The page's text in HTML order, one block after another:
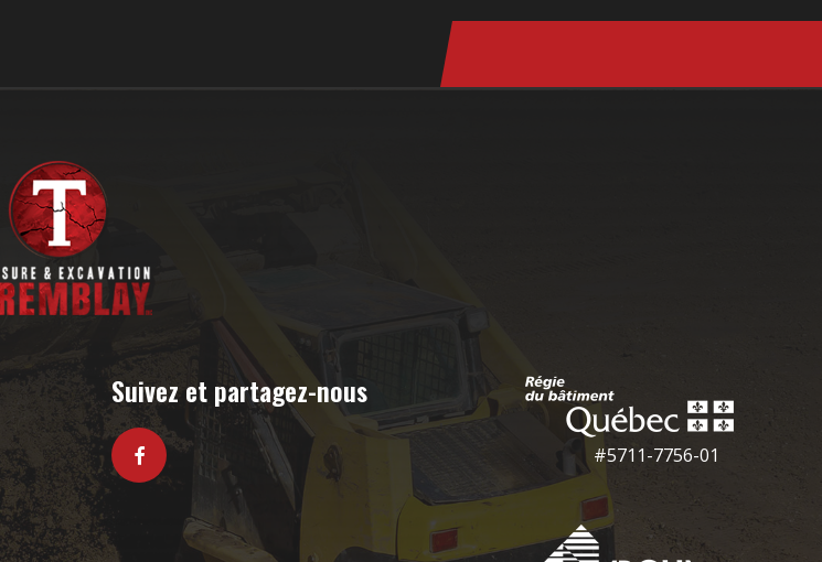
Suivez et partagez-nous
#5711-7756-01